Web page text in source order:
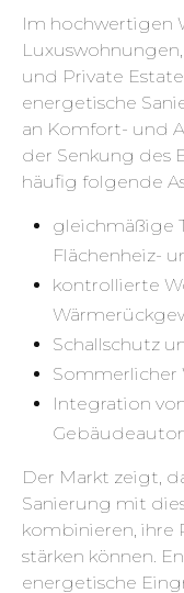
Im hochwertigen
und Private
energetische
an Komfort- und
der Senkung des
häufig folgende
gleichmäßige
Flächenheiz-
kontrollierte
Schallschutz
Sommerlicher
Integration
Der Markt zeigt,
Sanierung mit
kombinieren,
stärken können.
energetische